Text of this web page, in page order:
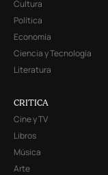
Cultura
Política
Economía
Ciencia y Tecnología
Literatura
CRITICA
Cine y TV
Libros
Música
Arte